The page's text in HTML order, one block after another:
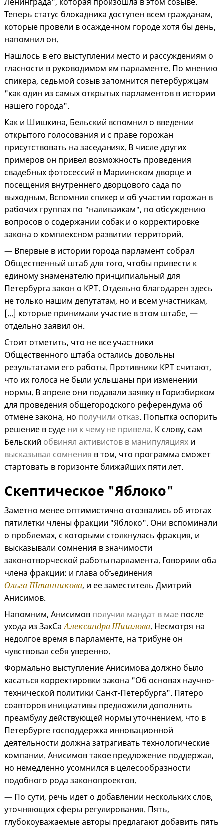
Теперь статус блокадника доступен всем гражданам,
которые провели в осажденном городе хотя бы день,
напомнил он.
Нашлось в его выступлении место и рассуждениям о
гласности в руководимом им парламенте. По мнению
спикера, седьмой созыв запомнится петербуржцам
"как один из самых открытых парламентов в истории
нашего города".
Как и Шишкина, Бельский вспомнил о введении
открытого голосования и о праве горожан
присутствовать на заседаниях. В числе других
примеров он привел возможность проведения
свадебных фотосессий в Мариинском дворце и
посещения внутреннего дворцового сада по
выходным. Вспомнил спикер и об участии горожан в
рабочих группах по "наливайкам", по обсуждению
вопросов о содержании собак и о корректировке
закона о комплексном развитии территорий.
— Впервые в истории города парламент собрал
Общественный штаб для того, чтобы привести к
единому знаменателю принципиальный для
Петербурга закон о КРТ. Отдельно благодарен здесь
не только нашим депутатам, но и всем участникам,
[...] которые принимали участие в этом штабе, —
отдельно заявил он.
Стоит отметить, что не все участники
Общественного штаба остались довольны
результатами его работы. Противники КРТ считают,
что их голоса не были услышаны при изменении
нормы. В апреле они подавали заявку в Горизбирком
для проведения общегородского референдума об
отмене закона, но получили отказ. Попытка оспорить
решение в суде ни к чему не привела. К слову, сам
Бельский обвинял активистов в манипуляциях и
высказывал сомнения в том, что программа сможет
стартовать в горизонте ближайших пяти лет.
Скептическое "Яблоко"
Заметно менее оптимистично отозвались об итогах
пятилетки члены фракции "Яблоко". Они вспоминали
о проблемах, с которыми столкнулась фракция, и
высказывали сомнения в значимости
законотворческой работы парламента. Говорили оба
члена фракции: и глава объединения
Ольга Штанникова, и ее заместитель Дмитрий
Анисимов.
Напомним, Анисимов получил мандат в мае после
ухода из ЗакСаАлександра Шишлова. Несмотря на
недолгое время в парламенте, на трибуне он
чувствовал себя уверенно.
Формально выступление Анисимова должно было
касаться корректировки закона "Об основах научно-
технической политики Санкт-Петербурга". Пятеро
соавторов инициативы предложили дополнить
преамбулу действующей нормы уточнением, что в
Петербурге господдержка инновационной
деятельности должна затрагивать технологические
компании. Анисимов такое предложение поддержал,
но немедленно усомнился в целесообразности
подобного рода законопроектов.
— По сути, речь идет о добавлении нескольких слов,
уточняющих сферы регулирования. Пять,
глубокоуважаемые авторы предлагают добавить пять